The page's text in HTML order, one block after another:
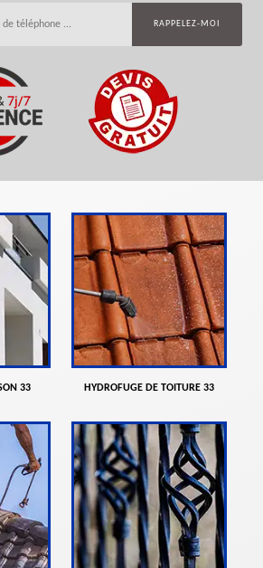
33 HYDROFUGE DE TOITURE 33